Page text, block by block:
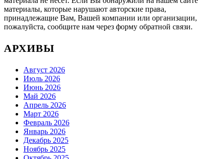
материалы, которые нарушают авторские права,
принадлежащие Вам, Вашей компании или организации,
пожалуйста, сообщите нам через форму обратной связи.
АРХИВЫ
Август 2026
Июль 2026
Июнь 2026
Май 2026
Апрель 2026
Март 2026
Февраль 2026
Январь 2026
Декабрь 2025
Ноябрь 2025